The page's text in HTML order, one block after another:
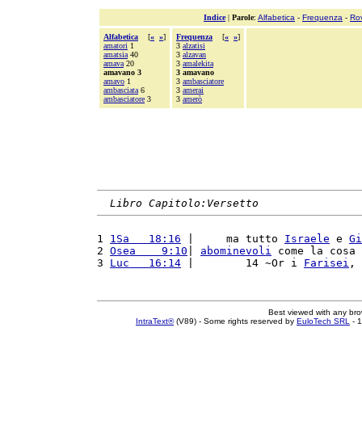
Indice| Parole: Alfabetica - Frequenza -
Alfabetica [« »]
amatori 1
amatsia 40
amava 20
amavano 3
amavo 1
ambasciata 6
ambasciatore 3
Frequenza [« »]
3 alzatisi
3 alzavan
3 amalekita
3 amavano
3 ambasciatore
3 amerai
3 amerò
Libro Capitolo:Versetto
1 1Sa   18:16 |     ma tutto Israele e
2 Osea    9:10 abominevoli come la
3 Luc   16:14 |        14 ~Or i Farisei ,
Best viewed with any
IntraText®(V89) - Some rights reserved by EuloTech SRL -